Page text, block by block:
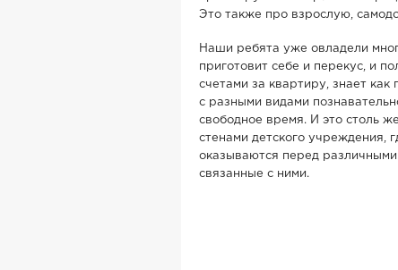
Это также про взрослую,
Наши ребята уже овладели
приготовит себе и перекус, и
счетами за квартиру, знает как
с разными видами
свободное время. И это столь
стенами детского учреждения,
оказываются перед различными
связанные с ними.